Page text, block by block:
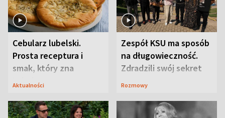
Cebularz lubelski.
Prosta receptura i
smak, który zna
Lubelszczyzna
Aktualności
Zespół KSU ma sposób
na długowieczność.
Zdradzili swój sekret
Rozmowy